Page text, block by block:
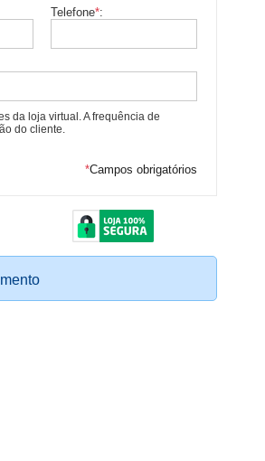
Telefone*:
da loja virtual. A frequência de
do cliente.
*Campos obrigatórios